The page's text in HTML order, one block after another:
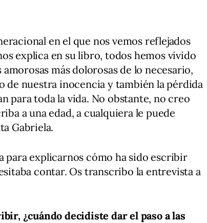
en el que nos vemos reflejados
explica en su libro, todos hemos vivido
más dolorosas de lo necesario,
de nuestra inocencia y también la pérdida
para toda la vida. No obstante, no creo
a una edad, a cualquiera le puede
Gabriela.
para explicarnos cómo ha sido escribir
contar. Os transcribo la entrevista a
¿cuándo decidiste dar el paso a las